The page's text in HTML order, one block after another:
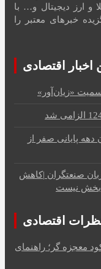
ارز دیجیتال و… با
خبرهای معتبر را
اخبار اقتصادی
«زیان‌آور»
پایانی صفر از
صنعتگران |کاهش
نیست
اقتصادی
معجزه گر؛ راهنمای